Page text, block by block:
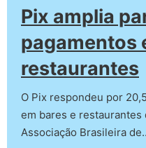
Pix amplia
pagamentos
restaurantes
O Pix respondeu por
em bares e restaurantes
Associação Brasileira